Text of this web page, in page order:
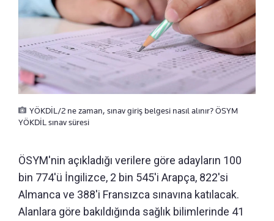
YÖKDİL/2 ne zaman, sınav giriş belgesi nasıl alınır? ÖSYM
YÖKDİL sınav süresi
ÖSYM'nin açıkladığı verilere göre adayların 100
bin 774'ü İngilizce, 2 bin 545'i Arapça, 822'si
Almanca ve 388'i Fransızca sınavına katılacak.
Alanlara göre bakıldığında sağlık bilimlerinde 41